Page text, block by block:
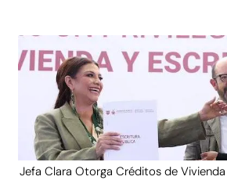
Jefa Clara Otorga Créditos de